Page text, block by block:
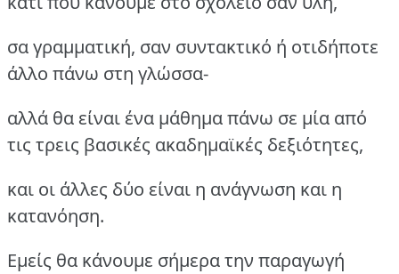
σα γραμματική, σαν συντακτικό ή οτιδήποτε
άλλο πάνω στη γλώσσα-
αλλά θα είναι ένα μάθημα πάνω σε μία από
τις τρεις βασικές ακαδημαϊκές δεξιότητες,
και οι άλλες δύο είναι η ανάγνωση και η
κατανόηση.
Εμείς θα κάνουμε σήμερα την παραγωγή